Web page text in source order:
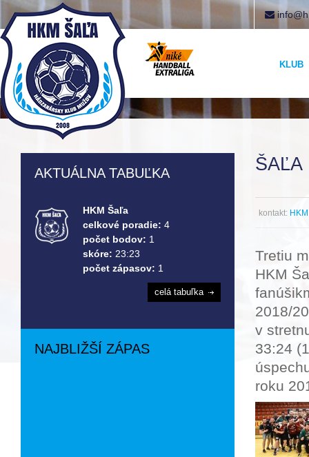
KLUB
ŠAĽA
kontakt:
Tretiu
HKM
2018/
v
33:24
roku
AKTUÁLNA TABUĽKA
HKM Šaľa
celkové poradie: 4
počet bodov: 1
skóre: 23:23
počet zápasov: 1
celá tabuľka
NAJBLIŽŠÍ ZÁPAS